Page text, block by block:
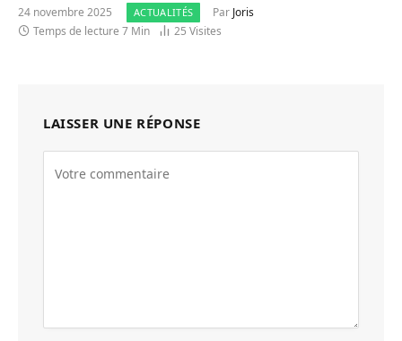
24 novembre 2025 ACTUALITÉS Par Joris
Temps de lecture 7 Min
25 Visites
LAISSER UNE RÉPONSE